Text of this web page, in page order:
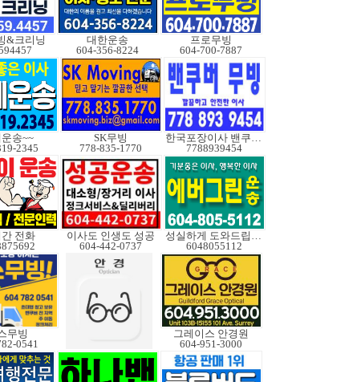
&크리닝
대한운송
604-356-8224
프로무빙
604-700-7887
송~~
2345
SK무빙
778-835-1770
한국포장이사 밴쿠버무빙
7788939454
전화
이사도 인생도 성공
604-442-0737
성실하게 도와드립니다
6048055112
무빙
0541
그레이스 안경원
604-951-3000